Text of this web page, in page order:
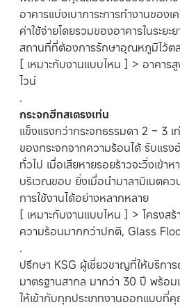
อาคารแบ่งเบาภาระการทำงานของ
ค่าใช้จ่ายโดยรวมของอาคารในระยะ
สถานที่ที่ต้องการรักษาอุณหภูมิไว้ต
[ เหมาะกับงานแบบไหน ] > อาคาร
ไวน์
.
กระจกฮีทสเตรงเท่น
แข็งแรงกว่ากระจกธรรมดา 2 – 3
ของกระจกจากความร้อนได้ รับแร
ทั่วไป เมื่อเสียหายรอยร้าวจะวิ่งเข้า
บริเวณขอบ ยิ่งเมื่อนำมาลามิเนตค
การใช้งานได้อย่างหลากหลาย
[ เหมาะกับงานแบบไหน ] > โครงส
ความร้อนมากกว่าปกติ, Glass
.
ปรึกษา KSG ผู้เชี่ยวชาญที่ให้บริกา
มาตรฐานสากล มากว่า 30 ปี พร้อม
ให้เข้ากับทุกประเภทงานออกแบบที่